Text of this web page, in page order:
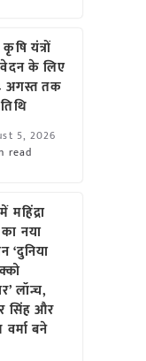
कृषि यंत्रों
के लिए
तक
5, 2026
read
महिंद्रा
का नया
‘दुनिया
लॉन्च,
सिंह और
बने